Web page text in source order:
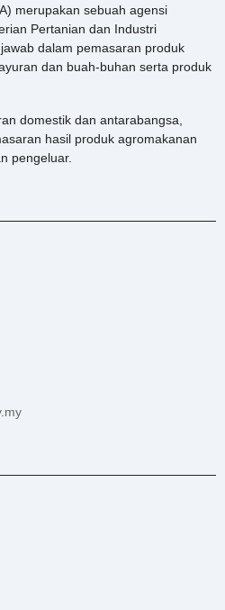
merupakan sebuah agensi
Pertanian dan Industri
dalam pemasaran produk
dan buah-buhan serta produk
domestik dan antarabangsa,
hasil produk agromakanan
pengeluar.